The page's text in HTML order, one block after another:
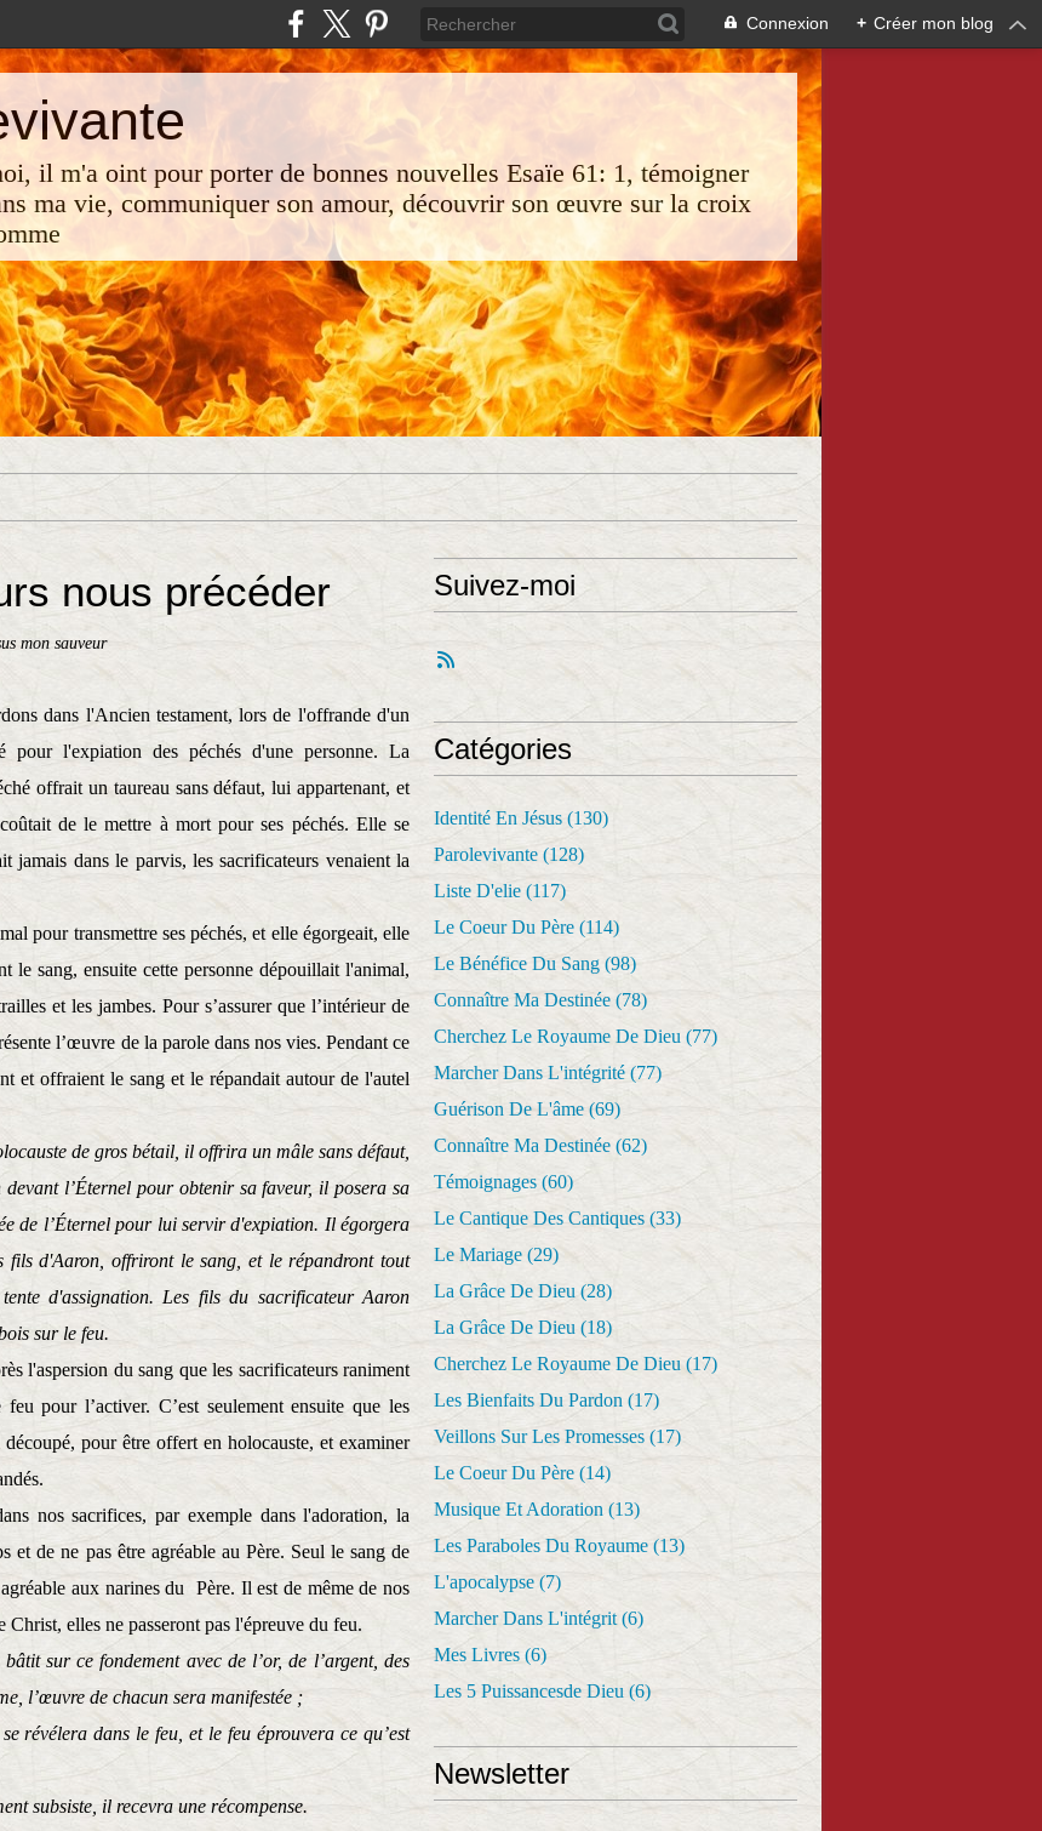
Connexion + Créer mon blog
il m'a oint pour porter de bonnes nouvelles Esaïe 61: 1, témoigner
ma vie, communiquer son amour, découvrir son œuvre sur la croix
nous précéder
mon sauveur
dans l'Ancien testament, lors de l'offrande d'un
pour l'expiation des péchés d'une personne. La
offrait un taureau sans défaut, lui appartenant, et
de le mettre à mort pour ses péchés. Elle se
jamais dans le parvis, les sacrificateurs venaient la
pour transmettre ses péchés, et elle égorgeait, elle
le sang, ensuite cette personne dépouillait l'animal,
et les jambes. Pour s’assurer que l’intérieur de
l’œuvre de la parole dans nos vies. Pendant ce
et offraient le sang et le répandait autour de l'autel
de gros bétail, il offrira un mâle sans défaut,
l’Éternel pour obtenir sa faveur, il posera sa
de l’Éternel pour lui servir d'expiation. Il égorgera
fils d'Aaron, offriront le sang, et le répandront tout
d'assignation. Les fils du sacrificateur Aaron
sur le feu.
l'aspersion du sang que les sacrificateurs raniment
pour l’activer. C’est seulement ensuite que les
pour être offert en holocauste, et examiner
nos sacrifices, par exemple dans l'adoration, la
et de ne pas être agréable au Père. Seul le sang de
aux narines du
Père. Il est de même de nos
elles ne passeront pas l'épreuve du feu.
sur ce fondement avec de l’or, de l’argent, des
l’œuvre de chacun sera manifestée ;
révélera dans le feu, et le feu éprouvera ce qu’est
subsiste, il recevra une récompense.
Suivez-moi
Catégories
Identité En Jésus (130)
Parolevivante (128)
Liste D'elie (117)
Le Coeur Du Père (114)
Le Bénéfice Du Sang (98)
Connaître Ma Destinée (78)
Cherchez Le Royaume De Dieu (77)
Marcher Dans L'intégrité (77)
Guérison De L'âme (69)
Connaître Ma Destinée (62)
Témoignages (60)
Le Cantique Des Cantiques (33)
Le Mariage (29)
La Grâce De Dieu (28)
La Grâce De Dieu (18)
Cherchez Le Royaume De Dieu (17)
Les Bienfaits Du Pardon (17)
Veillons Sur Les Promesses (17)
Le Coeur Du Père (14)
Musique Et Adoration (13)
Les Paraboles Du Royaume (13)
L'apocalypse (7)
Marcher Dans L'intégrit (6)
Mes Livres (6)
Les 5 Puissancesde Dieu (6)
Newsletter